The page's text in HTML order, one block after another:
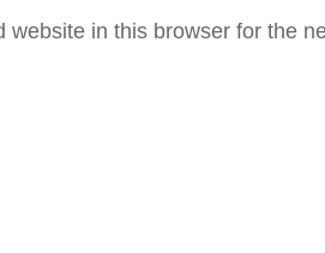
website in this browser for the